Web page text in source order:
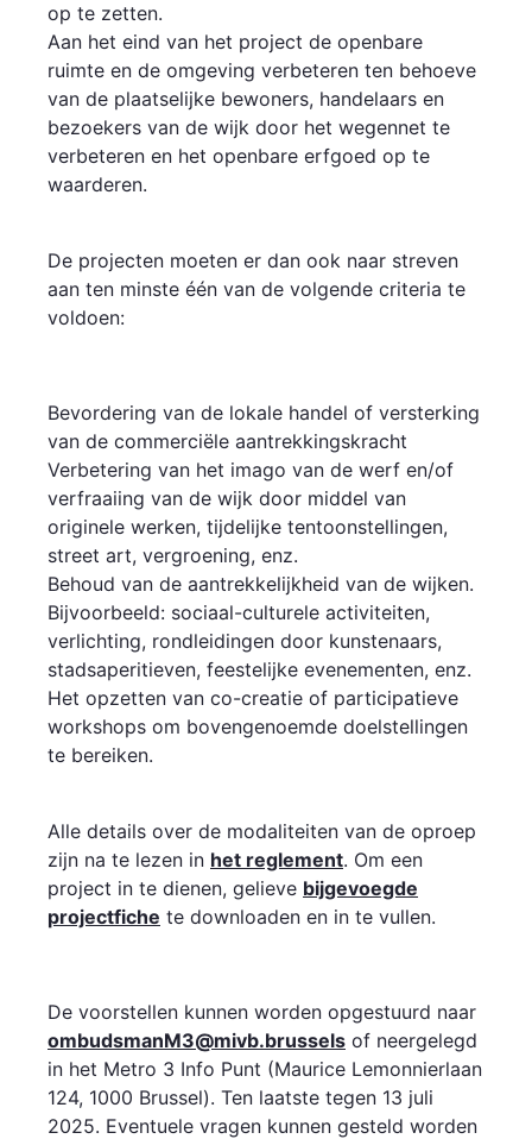
op te zetten.
Aan het eind van het project de openbare
ruimte en de omgeving verbeteren ten behoeve
van de plaatselijke bewoners, handelaars en
bezoekers van de wijk door het wegennet te
verbeteren en het openbare erfgoed op te
waarderen.
De projecten moeten er dan ook naar streven
aan ten minste één van de volgende criteria te
voldoen:
Bevordering van de lokale handel of versterking
van de commerciële aantrekkingskracht
Verbetering van het imago van de werf en/of
verfraaiing van de wijk door middel van
originele werken, tijdelijke tentoonstellingen,
street art, vergroening, enz.
Behoud van de aantrekkelijkheid van de wijken.
Bijvoorbeeld: sociaal-culturele activiteiten,
verlichting, rondleidingen door kunstenaars,
stadsaperitieven, feestelijke evenementen, enz.
Het opzetten van co-creatie of participatieve
workshops om bovengenoemde doelstellingen
te bereiken.
Alle details over de modaliteiten van de oproep
zijn na te lezen in het reglement. Om een
project in te dienen, gelieve bijgevoegde
projectfiche te downloaden en in te vullen.
De voorstellen kunnen worden opgestuurd naar
ombudsmanM3@mivb.brussels of neergelegd
in het Metro 3 Info Punt (Maurice Lemonnierlaan
124, 1000 Brussel). Ten laatste tegen 13 juli
2025. Eventuele vragen kunnen gesteld worden